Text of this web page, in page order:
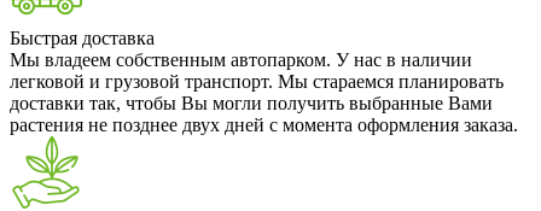
Быстрая доставка
Мы владеем собственным автопарком. У нас в наличии
легковой и грузовой транспорт. Мы стараемся планировать
доставки так, чтобы Вы могли получить выбранные Вами
растения не позднее двух дней с момента оформления заказа.